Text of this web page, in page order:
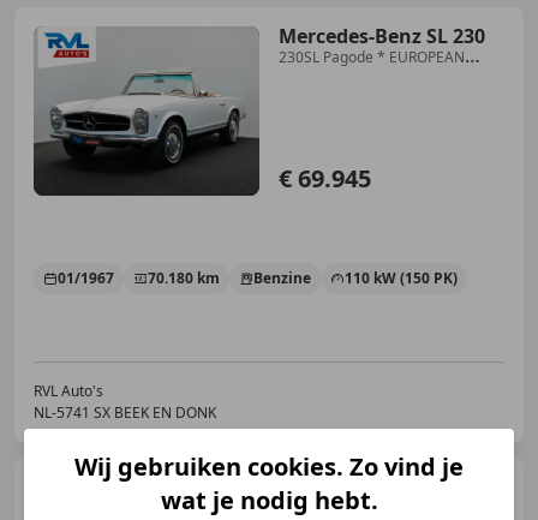
Mercedes-Benz SL 230
230SL Pagode * EUROPEAN
€ 69.945
01/1967 70.180 km Benzine 110 kW (150 PK)
RVL Auto's
NL-5741 SX BEEK EN DONK
Mercedes-Benz SL 600
V12 Hardtop R129 Clear Carfax
Wij gebruiken cookies. Zo vind je
wat je nodig hebt.